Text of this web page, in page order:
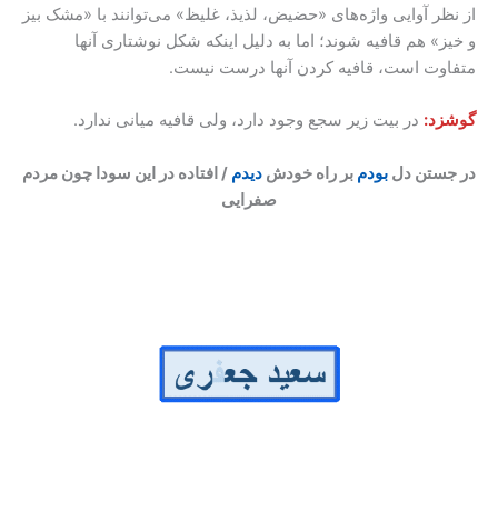
از نظر آوایی واژه‌های «حضیض، لذیذ، غلیظ» می‌توانند با «مشک بیز
و خیز» هم قافیه شوند؛ اما به دلیل اینکه شکل نوشتاری آنها
متفاوت است، قافیه کردن آنها درست نیست.
گوشزد: در بیت زیر سجع وجود دارد، ولی قافیه میانی ندارد.
در جستن دل بودم بر راه خودش دیدم / افتاده در این سودا چون مردم
صفرایی